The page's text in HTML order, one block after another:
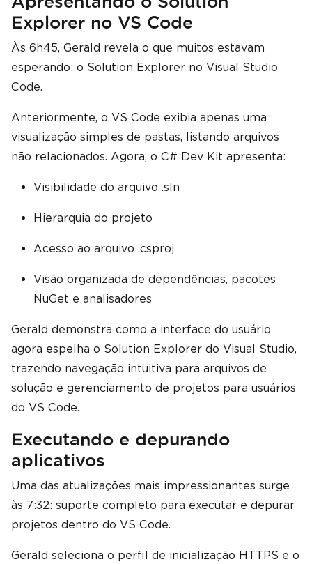
Explorer no VS Code
Às 6h45, Gerald revela o que muitos estavam
esperando: o Solution Explorer no Visual Studio
Code.
Anteriormente, o VS Code exibia apenas uma
visualização simples de pastas, listando arquivos
não relacionados. Agora, o C# Dev Kit apresenta:
Visibilidade do arquivo .sln
Hierarquia do projeto
Acesso ao arquivo .csproj
Visão organizada de dependências, pacotes
NuGet e analisadores
Gerald demonstra como a interface do usuário
agora espelha o Solution Explorer do Visual Studio,
trazendo navegação intuitiva para arquivos de
solução e gerenciamento de projetos para usuários
do VS Code.
Executando e depurando
aplicativos
Uma das atualizações mais impressionantes surge
às 7:32: suporte completo para executar e depurar
projetos dentro do VS Code.
Gerald seleciona o perfil de inicialização HTTPS e o